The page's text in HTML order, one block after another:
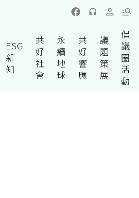
ESG
新
知
共
好
社
會
永
續
地
球
共
好
響
應
議
題
策
展
倡
議
圈
活
動